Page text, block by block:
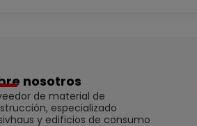
nosotros
de material de
especializado
y edificios de consumo